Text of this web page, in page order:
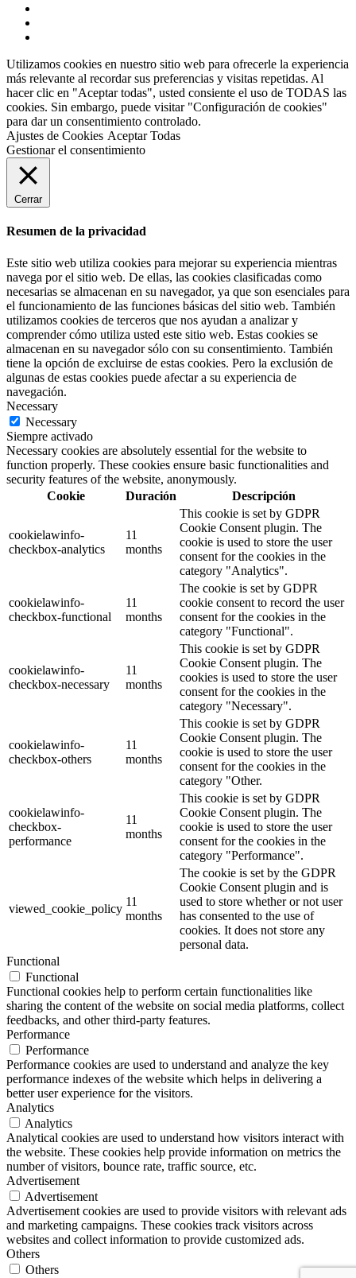
Utilizamos cookies en nuestro sitio web para ofrecerle la experiencia
más relevante al recordar sus preferencias y visitas repetidas. Al
hacer clic en "Aceptar todas", usted consiente el uso de TODAS las
cookies. Sin embargo, puede visitar "Configuración de cookies"
para dar un consentimiento controlado.
Ajustes de Cookies Aceptar Todas
Gestionar el consentimiento
Cerrar
Resumen de la privacidad
Este sitio web utiliza cookies para mejorar su experiencia mientras
navega por el sitio web. De ellas, las cookies clasificadas como
necesarias se almacenan en su navegador, ya que son esenciales para
el funcionamiento de las funciones básicas del sitio web. También
utilizamos cookies de terceros que nos ayudan a analizar y
comprender cómo utiliza usted este sitio web. Estas cookies se
almacenan en su navegador sólo con su consentimiento. También
tiene la opción de excluirse de estas cookies. Pero la exclusión de
algunas de estas cookies puede afectar a su experiencia de
navegación.
Necessary
Necessary
Siempre activado
Necessary cookies are absolutely essential for the website to
function properly. These cookies ensure basic functionalities and
security features of the website, anonymously.
Cookie
Duración Descripción
cookielawinfo-
checkbox-analytics
11
months
This cookie is set by GDPR
Cookie Consent plugin. The
cookie is used to store the user
consent for the cookies in the
category "Analytics".
cookielawinfo-
checkbox-functional
11
months
The cookie is set by GDPR
cookie consent to record the user
consent for the cookies in the
category "Functional".
cookielawinfo-
checkbox-necessary
11
months
This cookie is set by GDPR
Cookie Consent plugin. The
cookies is used to store the user
consent for the cookies in the
category "Necessary".
cookielawinfo-
checkbox-others
11
months
This cookie is set by GDPR
Cookie Consent plugin. The
cookie is used to store the user
consent for the cookies in the
category "Other.
cookielawinfo-
checkbox-
performance
11
months
This cookie is set by GDPR
Cookie Consent plugin. The
cookie is used to store the user
consent for the cookies in the
category "Performance".
viewed_cookie_policy
11
months
The cookie is set by the GDPR
Cookie Consent plugin and is
used to store whether or not user
has consented to the use of
cookies. It does not store any
personal data.
Functional
Functional
Functional cookies help to perform certain functionalities like
sharing the content of the website on social media platforms, collect
feedbacks, and other third-party features.
Performance
Performance
Performance cookies are used to understand and analyze the key
performance indexes of the website which helps in delivering a
better user experience for the visitors.
Analytics
Analytics
Analytical cookies are used to understand how visitors interact with
the website. These cookies help provide information on metrics the
number of visitors, bounce rate, traffic source, etc.
Advertisement
Advertisement
Advertisement cookies are used to provide visitors with relevant ads
and marketing campaigns. These cookies track visitors across
websites and collect information to provide customized ads.
Others
Others